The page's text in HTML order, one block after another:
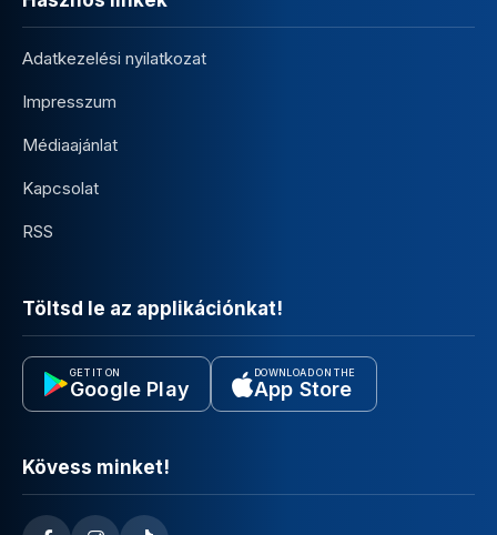
Adatkezelési nyilatkozat
Impresszum
Médiaajánlat
Kapcsolat
RSS
Töltsd le az applikációnkat!
GET IT ON
Google Play
DOWNLOAD ON THE
App Store
Kövess minket!